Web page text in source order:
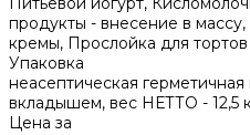
продукты - внесение в
кремы, Прослойка для
Упаковка
неасептическая
вкладышем, вес НЕТТО - 12,5
Цена за